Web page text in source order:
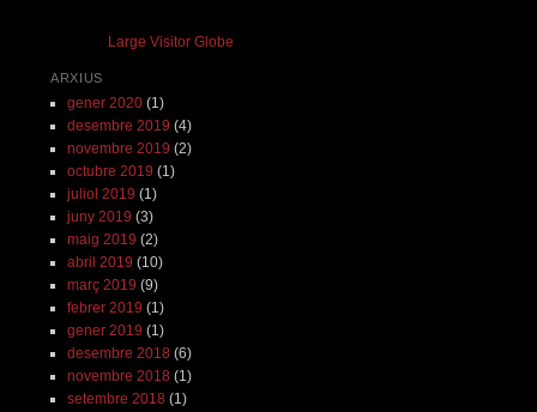
Large Visitor Globe
ARXIUS
gener 2020(1)
desembre 2019 (4)
novembre 2019 (2)
octubre 2019 (1)
juliol 2019 (1)
juny 2019 (3)
maig 2019 (2)
abril 2019 (10)
març 2019 (9)
febrer 2019 (1)
gener 2019 (1)
desembre 2018 (6)
novembre 2018 (1)
setembre 2018 (1)